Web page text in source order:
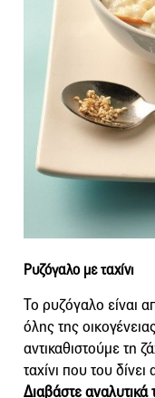
Ρυζόγαλο με ταχίνι
Το ρυζόγαλο είναι
όλης της
αντικαθιστούμε τη
ταχίνι που του
Διαβάστε